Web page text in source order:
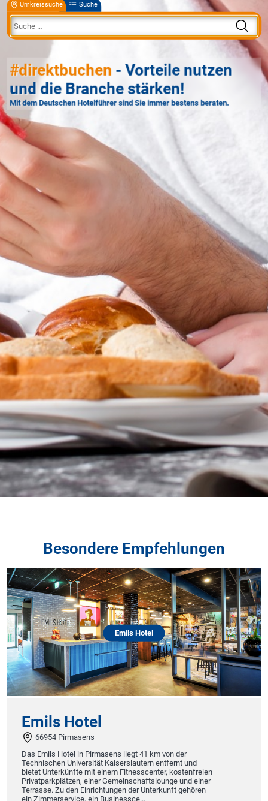
Umkreissuche Suche
#direktbuchen - Vorteile nutzen
und die Branche stärken!
Mit dem Deutschen Hotelführer sind Sie immer bestens beraten.
Besondere Empfehlungen
Emils Hotel
Emils Hotel
66954 Pirmasens
Das Emils Hotel in Pirmasens liegt 41 km von der
Technischen Universität Kaiserslautern entfernt und
bietet Unterkünfte mit einem Fitnesscenter, kostenfreien
Privatparkplätzen, einer Gemeinschaftslounge und einer
Terrasse. Zu den Einrichtungen der Unterkunft gehören
ein Zimmerservice, ein Businessce...